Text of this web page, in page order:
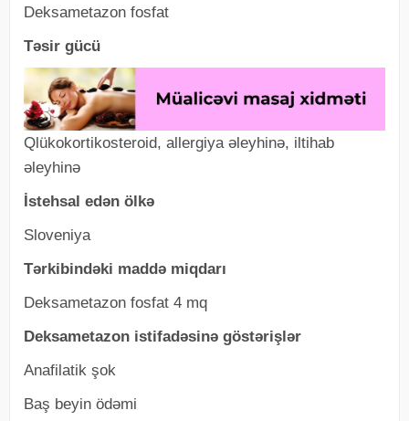
Deksametazon fosfat
Təsir gücü
Qlükokortikosteroid, allergiya əleyhinə, iltihab
əleyhinə
İstehsal edən ölkə
Sloveniya
Tərkibindəki maddə miqdarı
Deksametazon fosfat 4 mq
Deksametazon istifadəsinə göstərişlər
Anafilatik şok
Baş beyin ödəmi